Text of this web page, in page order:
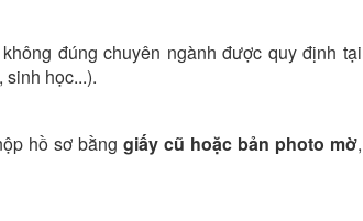
đúng chuyên ngành được quy định tại
học...).
hồ sơ bằng giấy cũ hoặc bản photo mờ,